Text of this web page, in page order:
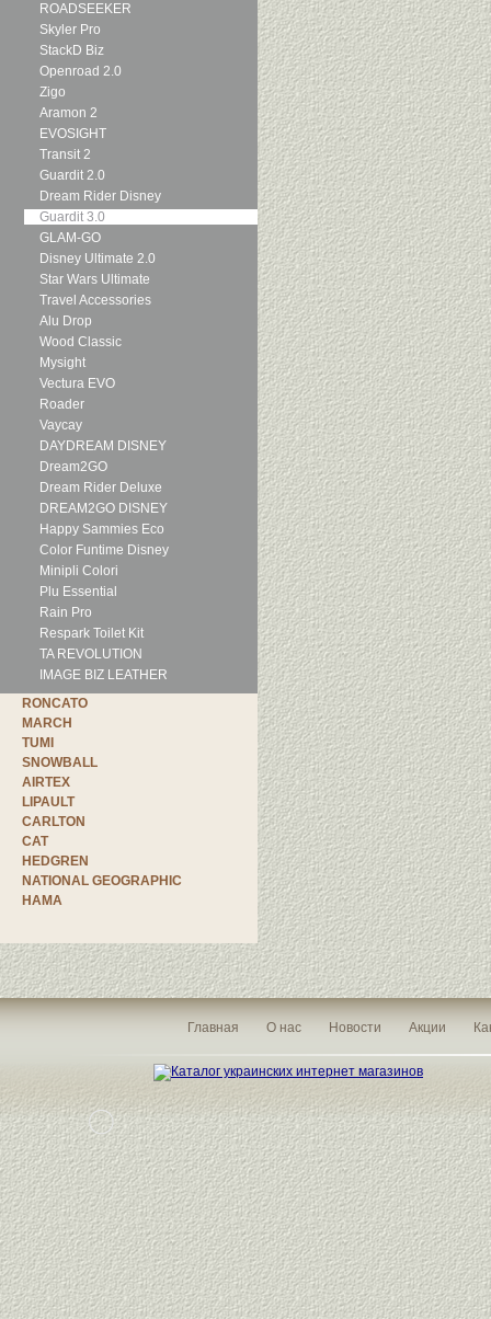
ROADSEEKER
Skyler Pro
StackD Biz
Openroad 2.0
Zigo
Aramon 2
EVOSIGHT
Transit 2
Guardit 2.0
Dream Rider Disney
Guardit 3.0
GLAM-GO
Disney Ultimate 2.0
Star Wars Ultimate
Travel Accessories
Alu Drop
Wood Classic
Mysight
Vectura EVO
Roader
Vaycay
DAYDREAM DISNEY
Dream2GO
Dream Rider Deluxe
DREAM2GO DISNEY
Happy Sammies Eco
Color Funtime Disney
Minipli Colori
Plu Essential
Rain Pro
Respark Toilet Kit
TA REVOLUTION
IMAGE BIZ LEATHER
RONCATO
MARCH
TUMI
SNOWBALL
AIRTEX
LIPAULT
CARLTON
CAT
HEDGREN
NATIONAL GEOGRAPHIC
HAMA
Главная О нас Новости Акции